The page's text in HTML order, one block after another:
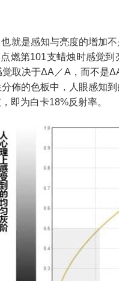
就是感知与亮度的增加
燃第101支蜡烛时感觉到
觉取决于ΔA ／A ，而不是Δ
佈的色板中，人眼感知
，即为白卡18%反射率。